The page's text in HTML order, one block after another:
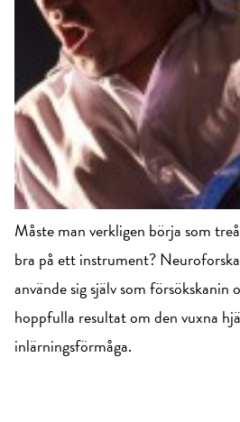
Måste man verkligen börja som
bra på ett instrument?
använde sig själv som försökskanin
hoppfulla resultat om den vuxna
inlärningsförmåga.